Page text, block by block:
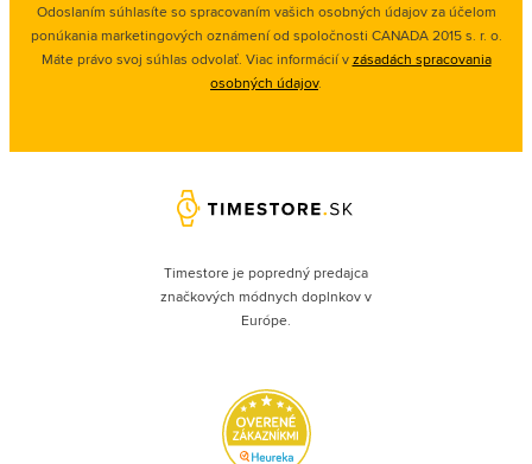
Odoslaním súhlasíte so spracovaním vašich osobných údajov za účelom
ponúkania marketingových oznámení od spoločnosti CANADA 2015 s. r. o.
Máte právo svoj súhlas odvolať. Viac informácií vzásadách spracovania
osobných údajov.
Timestore je popredný predajca
značkových módnych doplnkov v
Európe.